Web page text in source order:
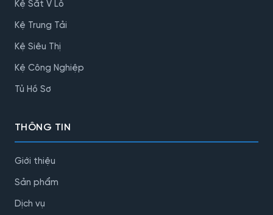
Kệ Sắt V Lỗ
Kệ Trung Tải
Kệ Siêu Thị
Kệ Công Nghiệp
Tủ Hồ Sơ
THÔNG TIN
Giới thiệu
Sản phẩm
Dịch vụ